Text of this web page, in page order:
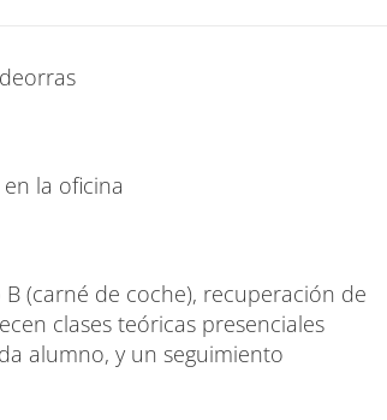
la oficina
(carné de coche), recuperación de
clases teóricas presenciales
alumno, y un seguimiento